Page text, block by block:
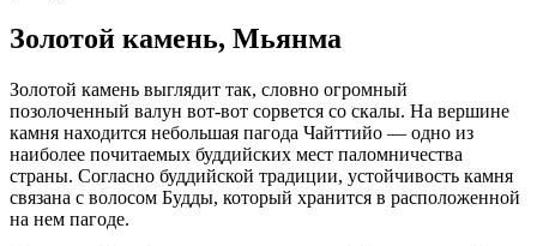
Золотой камень, Мьянма
Золотой камень выглядит так, словно огромный
позолоченный валун вот-вот сорвется со скалы. На вершине
камня находится небольшая пагода Чайттийо — одно из
наиболее почитаемых буддийских мест паломничества
страны. Согласно буддийской традиции, устойчивость камня
связана с волосом Будды, который хранится в расположенной
на нем пагоде.